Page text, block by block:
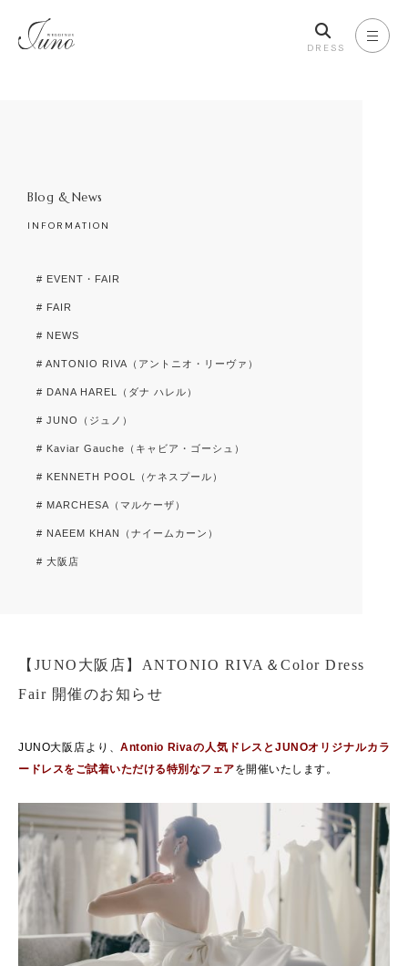
DRESS
Blog & News
INFORMATION
# EVENT・FAIR
# FAIR
# NEWS
# ANTONIO RIVA（アントニオ・リーヴァ）
# DANA HAREL（ダナ ハレル）
# JUNO（ジュノ）
# Kaviar Gauche（キャビア・ゴーシュ）
# KENNETH POOL（ケネスプール）
# MARCHESA（マルケーザ）
# NAEEM KHAN（ナイームカーン）
# 大阪店
【JUNO大阪店】ANTONIO RIVA＆Color Dress
Fair 開催のお知らせ
JUNO大阪店より、Antonio Rivaの人気ドレスとJUNOオリジナルカラ
ードレスをご試着いただける特別なフェアを開催いたします。